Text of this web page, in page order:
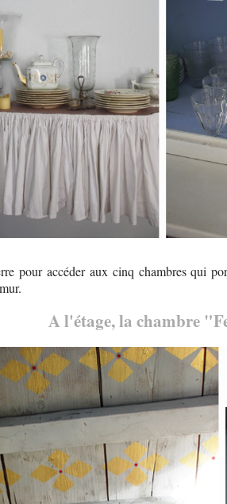
pour accéder aux cinq chambres qui
A l'étage, la chambre